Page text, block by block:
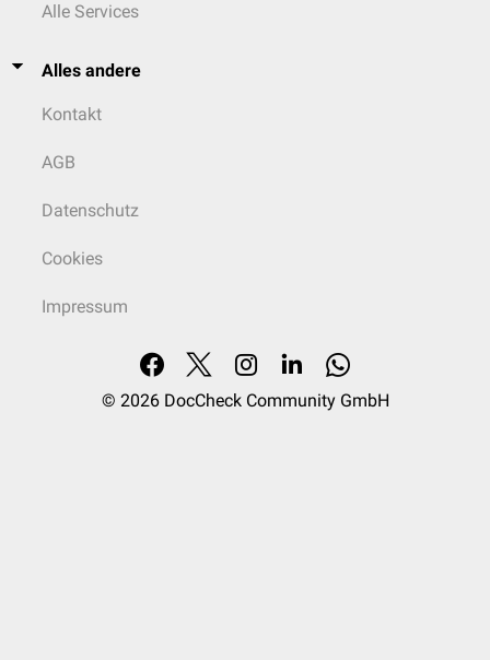
Alle Services
Alles andere
Kontakt
AGB
Datenschutz
Cookies
Impressum
© 2026 DocCheck Community GmbH